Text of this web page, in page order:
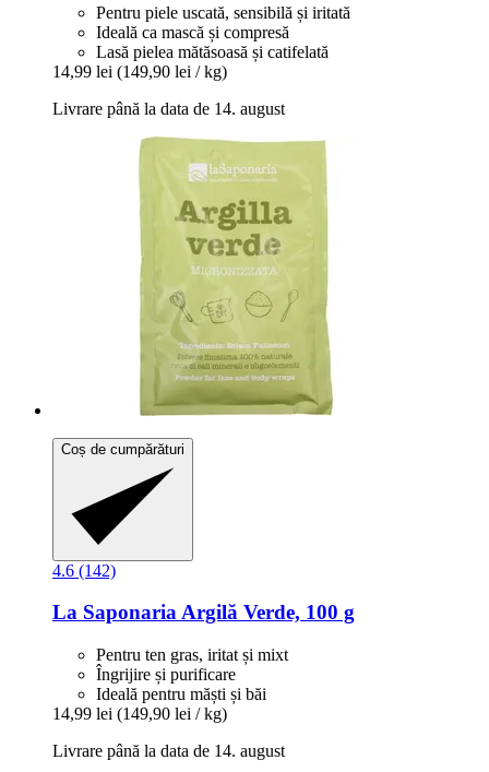
Pentru piele uscată, sensibilă și iritată
Ideală ca mască și compresă
Lasă pielea mătăsoasă și catifelată
14,99 lei (149,90 lei / kg)
Livrare până la data de 14. august
Coș de cumpărături
4.6 (142)
La SaponariaArgilă Verde, 100 g
Pentru ten gras, iritat și mixt
Îngrijire și purificare
Ideală pentru măști și băi
14,99 lei (149,90 lei / kg)
Livrare până la data de 14. august